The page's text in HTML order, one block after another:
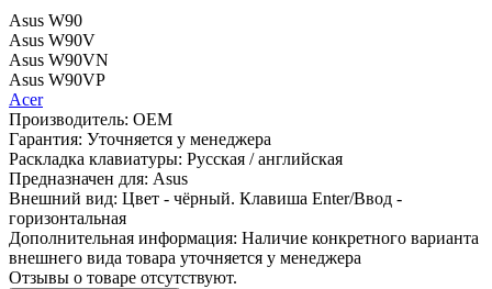
Asus W90
Asus W90V
Asus W90VN
Asus W90VP
Acer
Производитель: OEM
Гарантия: Уточняется у менеджера
Раскладка клавиатуры: Русская / английская
Предназначен для: Asus
Внешний вид: Цвет - чёрный. Клавиша Enter/Ввод -
горизонтальная
Дополнительная информация: Наличие конкретного варианта
внешнего вида товара уточняется у менеджера
Отзывы о товаре отсутствуют.